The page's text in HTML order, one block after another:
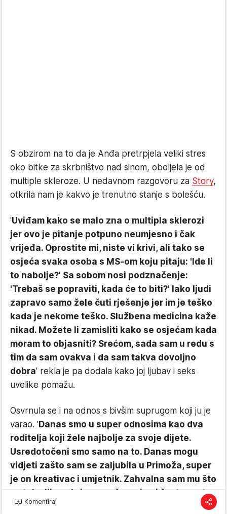
S obzirom na to da je Anđa pretrpjela veliki stres
oko bitke za skrbništvo nad sinom, oboljela je od
multiple skleroze. U nedavnom razgovoru za Story,
otkrila nam je kakvo je trenutno stanje s bolešću.
'Uviđam kako se malo zna o multipla sklerozi
jer ovo je pitanje potpuno neumjesno i čak
vrijeđa. Oprostite mi, niste vi krivi, ali tako se
osjeća svaka osoba s MS-om koju pitaju: 'Ide li
to nabolje?' Sa sobom nosi podznačenje:
'Trebaš se popraviti, kada će to biti?' Iako ljudi
zapravo samo žele čuti rješenje jer im je teško
kada je nekome teško. Službena medicina kaže
nikad. Možete li zamisliti kako se osjećam kada
moram to objasniti? Srećom, sada sam u redu s
tim da sam ovakva i da sam takva dovoljno
dobra' rekla je pa dodala kako joj ljubav i seks
uvelike pomažu.
Osvrnula se i na odnos s bivšim suprugom koji ju je
varao. 'Danas smo u super odnosima kao dva
roditelja koji žele najbolje za svoje dijete.
Usre­dotočeni smo samo na to. Danas mogu
vidjeti zašto sam se zaljubila u Primoža, super
je on kreativac i umjetnik. Zahvalna sam mu što
se tako lijepo brine o našem sinu i često mu to
kažem. Taj moj običaj i jest zaliječio rane naše
Komentiraj